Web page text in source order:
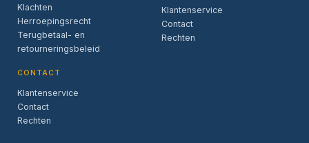
Klachten
Herroepingsrecht
Terugbetaal- en
retourneringsbeleid
CONTACT
Klantenservice
Contact
Rechten
Klantenservice
Contact
Rechten